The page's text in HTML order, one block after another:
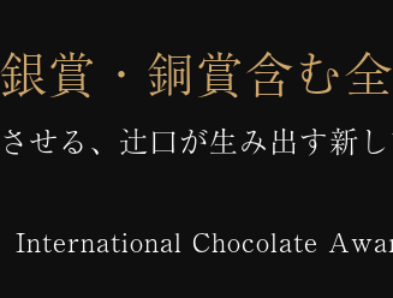
賞・銅賞含む
せる、辻󠄀口が生み出す新
International Chocolate